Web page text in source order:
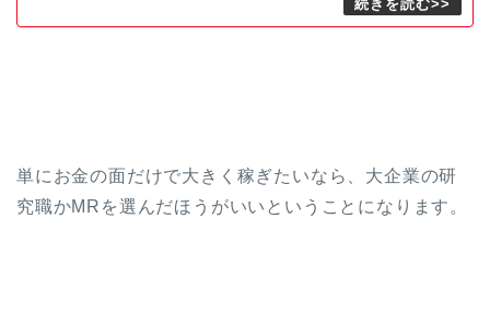
単にお金の面だけで大きく稼ぎたいなら、大企業の研
究職かMRを選んだほうがいいということになります。